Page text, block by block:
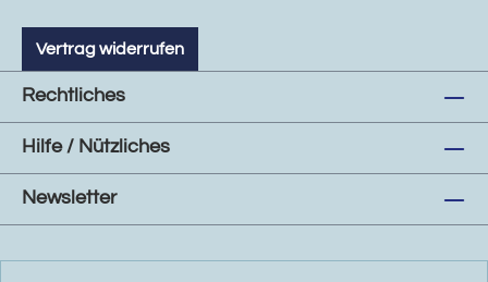
Vertrag widerrufen
Rechtliches
Hilfe / Nützliches
Newsletter